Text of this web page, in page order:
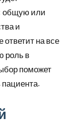
общую или
и
ответит на все
роль в
поможет